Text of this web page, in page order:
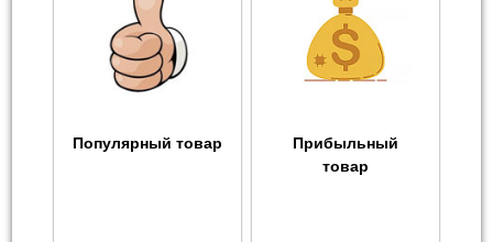
Популярный товар
Прибыльный
товар